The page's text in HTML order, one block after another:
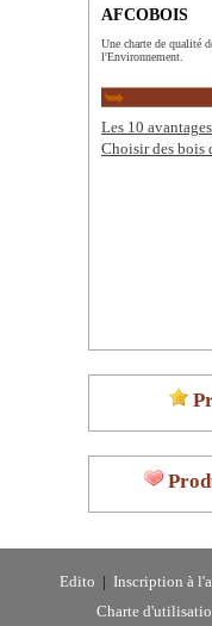
AFCOBOIS
Une charte de qualité
l'Environnement.
Les 10
Choisir des bois
Edito Inscription à
Charte